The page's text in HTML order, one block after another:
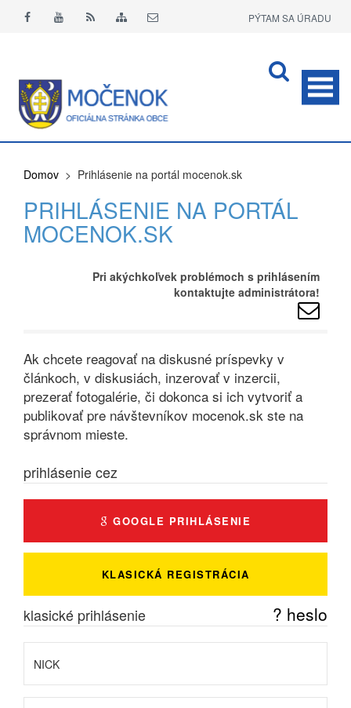
PÝTAM SA ÚRADU
Domov > Prihlásenie na portál mocenok.sk
PRIHLÁSENIE NA PORTÁL
MOCENOK.SK
Pri akýchkoľvek problémoch s prihlásením
kontaktujte administrátora!
Ak chcete reagovať na diskusné príspevky v
článkoch, v diskusiách, inzerovať v inzercii,
prezerať fotogalérie, či dokonca si ich vytvoriť a
publikovať pre návštevníkov mocenok.sk ste na
správnom mieste.
prihlásenie cez
GOOGLE PRIHLÁSENIE
KLASICKÁ REGISTRÁCIA
klasické prihlásenie ? heslo